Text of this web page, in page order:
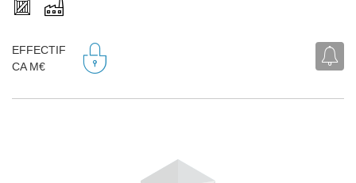
EFFECTIF
CA M€